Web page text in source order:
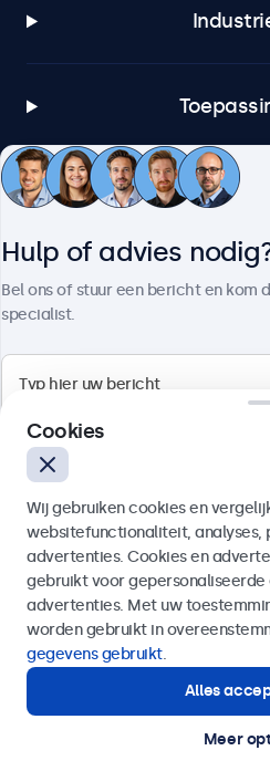
4.8/5 door
Nederlands
© 2026
Hulp of advies
Bel ons of stuur een bericht en kom
specialist.
Of bel ons op
Hulp of advies nodig?
Direct contact met een specialist.
Cookies
Wij gebruiken cookies en
websitefunctionaliteit, analyses,
advertenties. Cookies en
gebruikt voor
advertenties. Met uw
worden gebruikt in
gegevens gebruikt.
Alles
Meer